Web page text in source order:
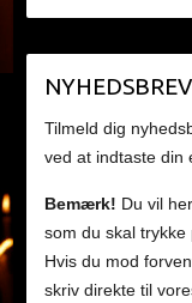
NYHEDSBREV
Tilmeld dig
ved at indtaste din
Bemærk! Du vil
som du skal
Hvis du mod
skriv direkte til